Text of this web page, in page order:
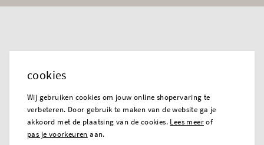
cookies
Wij gebruiken cookies om jouw online shopervaring te
verbeteren. Door gebruik te maken van de website ga je
akkoord met de plaatsing van de cookies. Lees meerof
pas je voorkeuren aan.